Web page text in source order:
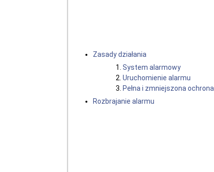
Zasady działania
System alarmowy
Uruchomienie alarmu
Pełna i zmniejszona ochrona
Rozbrajanie alarmu